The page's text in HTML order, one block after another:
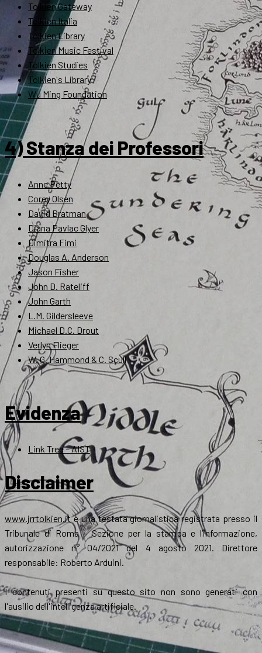
Tolkien Gateway
Tolkien Italia
Tolkien Library
Tolkien Music Festival
Tolkien Studies
Tolkien's Library
Wu Ming Foundation
4) Stanza dei Professori
Anne Petty
Corey Olsen
David Bratman
Diana Pavlac Glyer
Dimitra Fimi
Douglas A. Anderson
Jason Fisher
John D. Rateliff
John Garth
L.M. Gildersleeve
Michael D.C. Drout
Verlyn Flieger
W. G. Hammond & C. Scull
Evidenza
Link Tree – AIST
Disclaimer
www.jrrtolkien.itè una testata giornalistica registrata presso il
Tribunale di Roma - Sezione per la stampa e l’informazione,
autorizzazione n° 04/2021 del 4 agosto 2021. Direttore
responsabile: Roberto Arduini.
I contenuti presenti su questo sito non sono generati con
l'ausilio dell'intelligenza artificiale.